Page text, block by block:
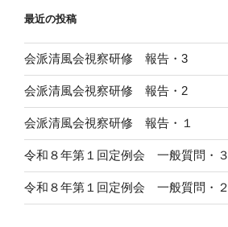
最近の投稿
会派清風会視察研修 報告・3
会派清風会視察研修 報告・2
会派清風会視察研修 報告・１
令和８年第１回定例会 一般質問・３
令和８年第１回定例会 一般質問・２